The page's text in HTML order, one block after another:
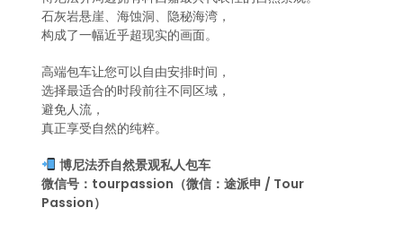
石灰岩悬崖、海蚀洞、隐秘海湾，
构成了一幅近乎超现实的画面。
高端包车让您可以自由安排时间，
选择最适合的时段前往不同区域，
避免人流，
真正享受自然的纯粹。
博尼法乔自然景观私人包车
微信号：tourpassion（微信：途派申 / Tour
Passion）